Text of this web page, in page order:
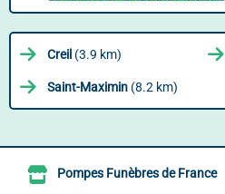
Creil (3.9 km)
Saint-Maximin (8.2 km)
Pompes Funèbres de France